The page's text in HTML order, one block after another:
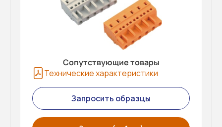
Сопутствующие товары
Технические характеристики
Запросить образцы